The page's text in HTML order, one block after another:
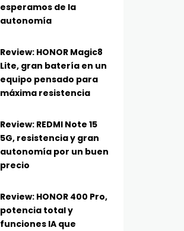
esperamos de la
autonomía
Review: HONOR Magic8
Lite, gran batería en un
equipo pensado para
máxima resistencia
Review: REDMI Note 15
5G, resistencia y gran
autonomía por un buen
precio
Review: HONOR 400 Pro,
potencia total y
funciones IA que